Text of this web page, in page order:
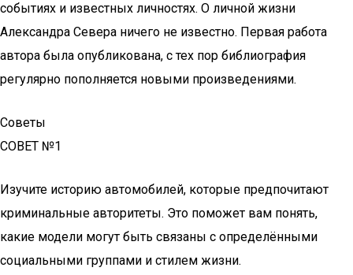
событиях и известных личностях. О личной жизни
Александра Севера ничего не известно. Первая работа
автора была опубликована, с тех пор библиография
регулярно пополняется новыми произведениями.
Советы
СОВЕТ №1
Изучите историю автомобилей, которые предпочитают
криминальные авторитеты. Это поможет вам понять,
какие модели могут быть связаны с определёнными
социальными группами и стилем жизни.